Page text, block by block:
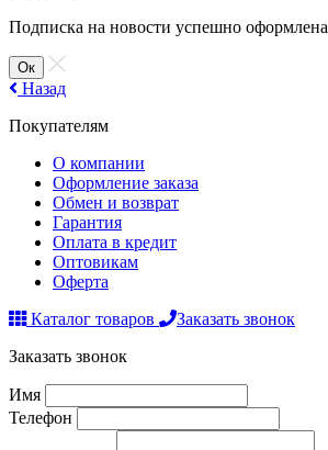
Подписка на новости успешно оформлена
Ок
Назад
Покупателям
О компании
Оформление заказа
Обмен и возврат
Гарантия
Оплата в кредит
Оптовикам
Оферта
Каталог товаров
Заказать звонок
Заказать звонок
Имя
Телефон